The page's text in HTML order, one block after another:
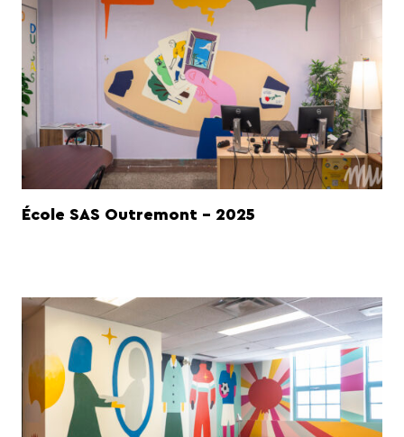
École SAS Outremont - 2025